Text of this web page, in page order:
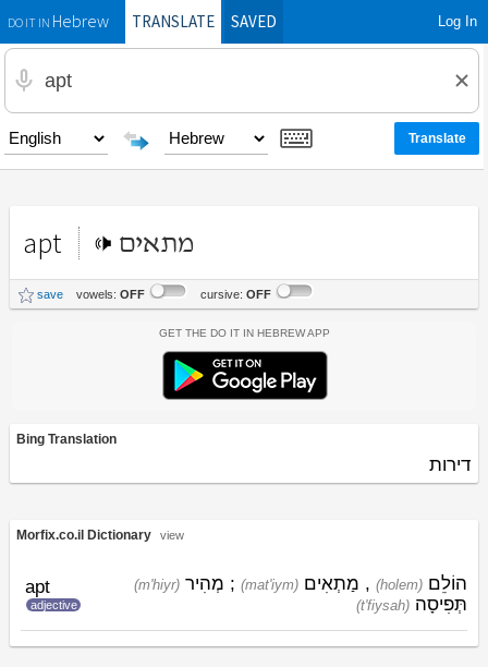
DO IT INHebrewTRANSLATE SAVED Log In
apt מתאים
save vowels: OFF cursive: OFF
Get the Do It In Hebrew App
Bing Translation
דירות
Morfix.co.il Dictionary view
apt
adjective
(holem) הוֹלֵם ,
(mat'iym) מַתְאִים ;
(m'hiyr) מְהִיר
(t'fiysah) תְּפִיסָה